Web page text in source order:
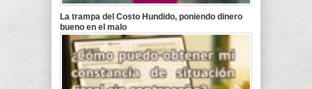
La trampa del Costo Hundido, poniendo dinero
bueno en el malo